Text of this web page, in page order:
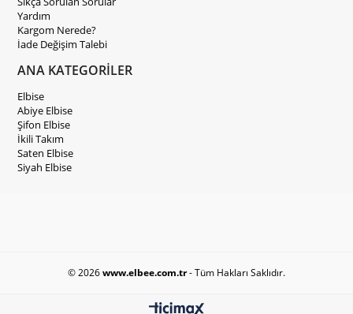
Yardım
Kargom Nerede?
İade Değişim Talebi
ANA KATEGORİLER
Elbise
Abiye Elbise
Şifon Elbise
İkili Takım
Saten Elbise
Siyah Elbise
© 2026www.elbee.com.tr- Tüm Hakları Saklıdır.